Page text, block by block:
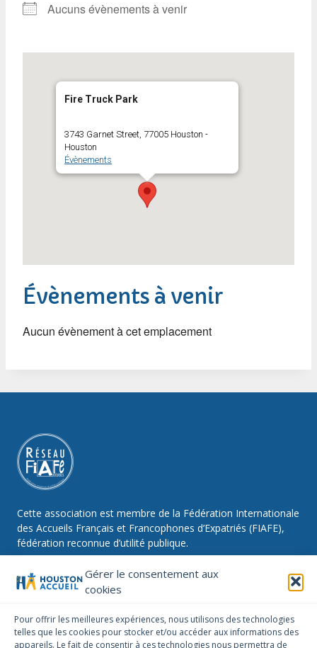
Gérer le consentement aux
cookies
Pour offrir les meilleures expériences, nous utilisons des technologies
telles que les cookies pour stocker et/ou accéder aux informations des
appareils. Le fait de consentir à ces technologies nous permettra de
Aucuns évènements à venir
Fire Truck Park
3743 Garnet Street, 77005 Houston -
Houston
Évènements
Évènements à venir
Aucun évènement à cet emplacement
Cette association est membre de la Fédération Internationale
des Accueils Français et Francophones d’Expatriés (FIAFE),
fédération reconnue d’utilité publique.
NOUS SUIVRE
Facebook Instagram Linkedin